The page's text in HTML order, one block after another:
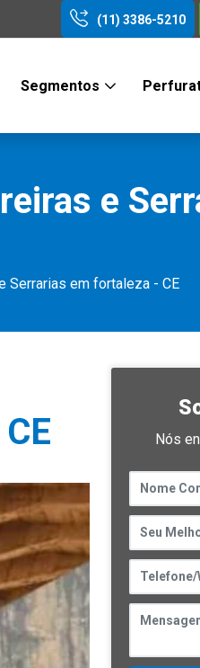
(11) 3386-5210
Segmentos
e
Serrarias em fortaleza - CE
Nós